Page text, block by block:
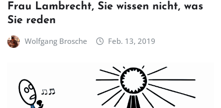
Frau Lambrecht, Sie wissen nicht, was
Sie reden
Wolfgang Brosche Feb. 13, 2019